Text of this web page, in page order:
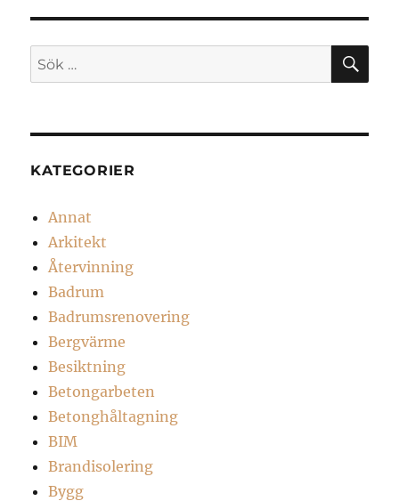
Sök
efter:
KATEGORIER
Annat
Arkitekt
Återvinning
Badrum
Badrumsrenovering
Bergvärme
Besiktning
Betongarbeten
Betonghåltagning
BIM
Brandisolering
Bygg